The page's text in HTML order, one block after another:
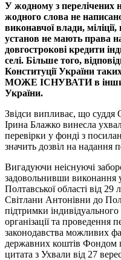
У жодному з перелічених
жодного слова не
виконавчої влади,
установ не мають права
довгострокові кредити
селі. Більше того,
Конституції України
МОЖЕ ІСНУВАТИ в інших
України.
Звідси випливає, що суддя
Ірина Блажко винесла
перевірки у фонді з
значить дозвіл на надання
Вигадуючи неіснуючі
задовольнивши виконання
Полтавської області від
Світлани Антонівни до
підтримки
організації та проведення
законодавства можливих
державних коштів Фондом
цитата з Ухвали від 27